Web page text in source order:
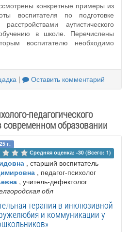
конкретные примеры из
воспитателя по подготовке
аутистического
в школе. Перечислены
воспитателю необходимо
| Оставить комментарий
педагогического
образовании
г.
Средняя оценка: -30 (Всего: 1)
, старший воспитатель
, педагог-психолог
, учитель-дефектолог
обл
терапия в инклюзивной
и коммуникации у